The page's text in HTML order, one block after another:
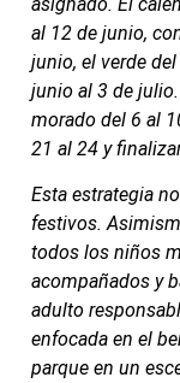
al 12 de junio,
junio, el verde
junio al 3 de
morado del 6 al
21 al 24 y
Esta estrategia
festivos.
todos los niños
acompañados y
adulto
enfocada en el
parque en un